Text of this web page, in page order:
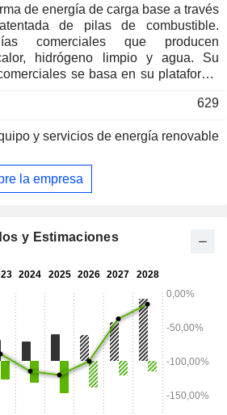
de energía de carga base a través
de pilas de combustible.
comerciales que producen
hidrógeno limpio y agua. Su
se basa en su plataforma
de generación de energía
como una mezcla 50/50 de
natural. Ofrece sus productos en
para una serie de aplicaciones
bebidas y/o utilizable en cemento u
industriales alimentadas con
629
y servicios de energía renovable
la empresa
y Estimaciones